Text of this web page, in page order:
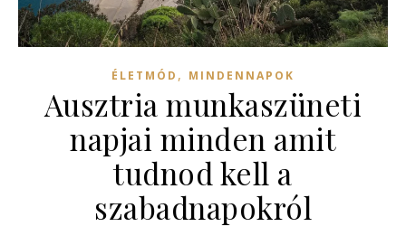
ÉLETMÓD , MINDENNAPOK
Ausztria munkaszüneti
napjai minden amit
tudnod kell a
szabadnapokról